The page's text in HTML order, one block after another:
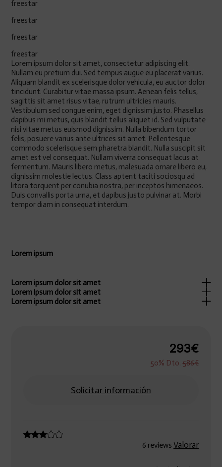
freestar
freestar
freestar
freestar
Lorem ipsum dolor sit amet, consectetur adipiscing elit.
Nullam eu pretium dui. Sed tempus augue eu placerat varius.
Aliquam blandit ex scelerisque dolor vehicula, eu auctor dolor
tincidunt. Curabitur vitae massa ipsum. Aenean felis tellus,
sagittis sit amet risus vitae, rutrum ultricies mauris.
Vestibulum sed congue enim, eget dignissim justo. Phasellus
dapibus mi metus, quis blandit tellus aliquet id. Sed vulputate
nisi vitae metus euismod dignissim. Nulla bibendum tortor
felis, posuere varius ante ultrices sit amet. Pellentesque
commodo scelerisque sem pharetra blandit. Nulla suscipit sit
amet est vel consequat. Nullam viverra consequat lacus at
fermentum. Mauris libero metus, malesuada ornare libero eu,
dignissim molestie lectus. Class aptent taciti sociosqu ad
litora torquent per conubia nostra, per inceptos himenaeos.
Duis convallis porta urna, et dapibus justo pulvinar at. Morbi
tempor diam in consequat interdum.
Lorem ipsum
Lorem ipsum dolor sit amet
Lorem ipsum dolor sit amet
Lorem ipsum dolor sit amet
293€
50% Dto. 586€
Solicitar información
6 reviews Valorar